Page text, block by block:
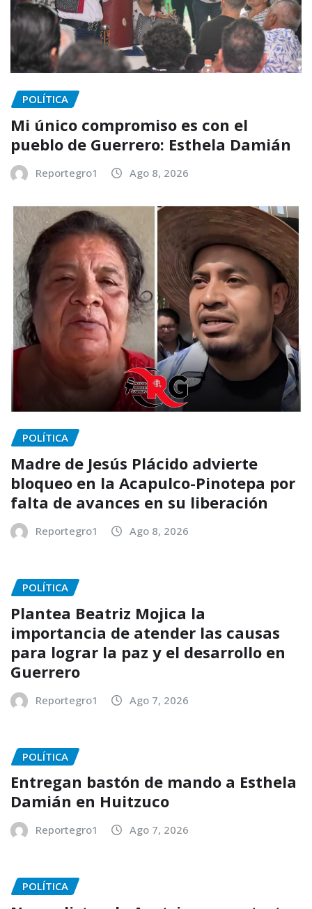
POLÍTICA
Mi único compromiso es con el
pueblo de Guerrero: Esthela Damián
Reportegro1 Ago 8, 2026
POLÍTICA
Madre de Jesús Plácido advierte
bloqueo en la Acapulco-Pinotepa por
falta de avances en su liberación
Reportegro1 Ago 8, 2026
POLÍTICA
Plantea Beatriz Mojica la
importancia de atender las causas
para lograr la paz y el desarrollo en
Guerrero
Reportegro1 Ago 7, 2026
POLÍTICA
Entregan bastón de mando a Esthela
Damián en Huitzuco
Reportegro1 Ago 7, 2026
POLÍTICA